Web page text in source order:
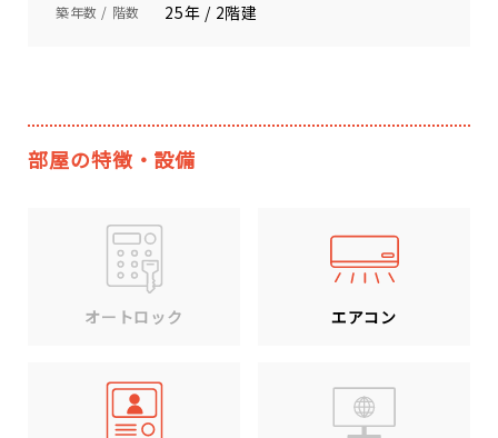
築年数 / 階数 25年 / 2階建
部屋の特徴・設備
オートロック エアコン